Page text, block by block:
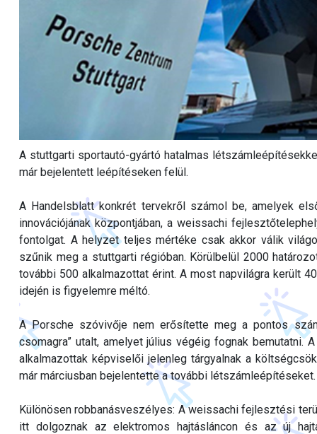
A stuttgarti sportautó-gyártó hatalmas
már bejelentett leépítéseken felül.
A Handelsblatt konkrét tervekről számol be, amelyek
innovációjának központjában, a weissachi
fontolgat. A helyzet teljes mértéke csak akkor válik
szűnik meg a stuttgarti régióban. Körülbelül 2000
további 500 alkalmazottat érint. A most napvilágra került
idején is figyelemre méltó.
A Porsche szóvivője nem erősítette meg a pontos
csomagra” utalt, amelyet július végéig fognak bemutatni.
alkalmazottak képviselői jelenleg tárgyalnak a
már márciusban bejelentette a további létszámleépítéseket.
Különösen robbanásveszélyes: A weissachi fejlesztési
itt dolgoznak az elektromos hajtásláncon és az új